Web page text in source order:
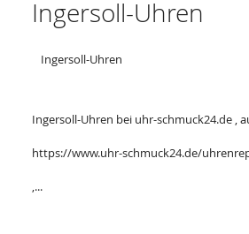
Ingersoll-Uhren
Ingersoll-Uhren
Ingersoll-Uhren bei uhr-schmuck24.de ,
https://www.uhr-schmuck24.de/
,...